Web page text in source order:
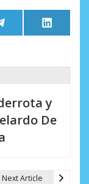
Compartir
en
Telegram
en
LinkedIn
y
De
Next Article